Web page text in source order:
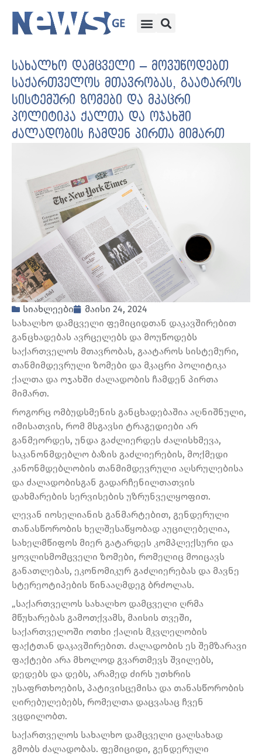
სახალხო დამცველი – მოვუწოდებთ
საქართველოს მთავრობას, გაატაროს
სისტემური ზომები და მკაცრი
პოლიტიკა ქალთა და ოჯახში
ძალადობის ჩამდენ პირთა მიმართ
სიახლეები
მაისი 24, 2024
სახალხო დამცველი ფემიციდთან დაკავშირებით
განცხადებას ავრცელებს და მოუწოდებს
საქართველოს მთავრობას, გაატაროს სისტემური,
თანმიმდევრული ზომები და მკაცრი პოლიტიკა
ქალთა და ოჯახში ძალადობის ჩამდენ პირთა
მიმართ.
როგორც ომბუდსმენის განცხადებაშია აღნიშნული,
იმისათვის, რომ მსგავსი ტრაგედიები არ
განმეორდეს, უნდა გაძლიერდეს ძალისხმევა,
საკანონმდებლო ბაზის გაძლიერების, მოქმედი
კანონმდებლობის თანმიმდევრული აღსრულებისა
და ძალადობისგან გადარჩენილთათვის
დახმარების სერვისების უზრუნველყოფით.
ლევან იოსელიანის განმარტებით, გენდერული
თანასწორობის ხელშესაწყობად აუცილებელია,
სახელმწიფოს მიერ გატარდეს კომპლექსური და
ყოვლისმომცველი ზომები, რომელიც მოიცავს
განათლებას, ეკონომიკურ გაძლიერებას და მავნე
სტერეოტიპების წინააღმდეგ ბრძოლას.
„საქართველოს სახალხო დამცველი ღრმა
მწუხარებას გამოთქვამს, მაისის თვეში,
საქართველოში ოთხი ქალის მკვლელობის
ფაქტთან დაკავშირებით. ძალადობის ეს შემზარავი
ფაქტები არა მხოლოდ გვართმევს შვილებს,
დედებს და დებს, არამედ ძირს უთხრის
უსაფრთხოების, პატივისცემისა და თანასწორობის
ღირებულებებს, რომელთა დაცვასაც ჩვენ
ვცდილობთ.
საქართველოს სახალხო დამცველი ცალსახად
გმობს ძალადობას. ფემიციდი, გენდერული